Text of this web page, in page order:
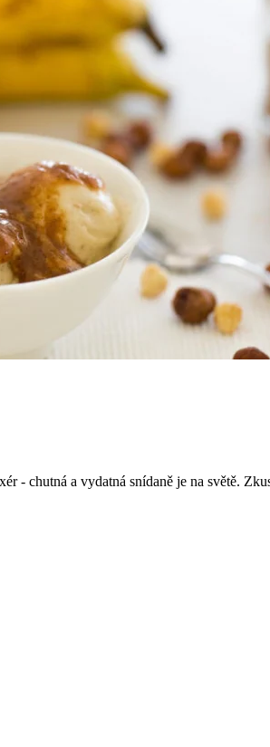
- chutná a vydatná snídaně je na světě.